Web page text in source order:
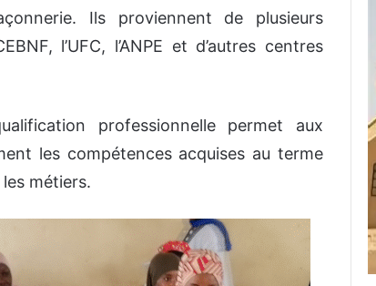
Ils proviennent de plusieurs
l’UFC, l’ANPE et d’autres centres
professionnelle permet aux
les compétences acquises au terme
métiers.